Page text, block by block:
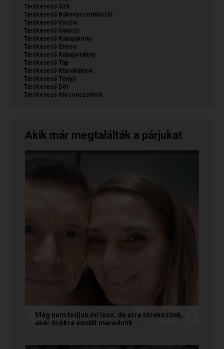
Társkereső Szil
Társkereső Bakonyszentlászló
Társkereső Vaszar
Társkereső Halászi
Társkereső Rábapatona
Társkereső Enese
Társkereső Rábapordány
Társkereső Táp
Társkereső Máriakálnok
Társkereső Tényő
Társkereső Dör
Társkereső Mosonszolnok
Akik már megtalálták a párjukat
Még nem tudjuk mi lesz, de arra törekszünk,
akár örökre együtt maradunk
nekünk, akiknél néhány találkozás után eldőlt